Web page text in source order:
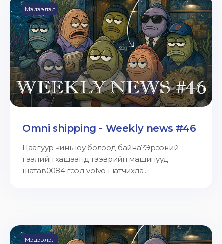
Мэдээлэл
Omni shipping - Weekly news #46
Цаагуур чинь юу болоод байна?Эрээний
гаалийн хашаанд тээврийн машинууд
шатав0084 гээд volvo шатчихла...
Мэдээлэл